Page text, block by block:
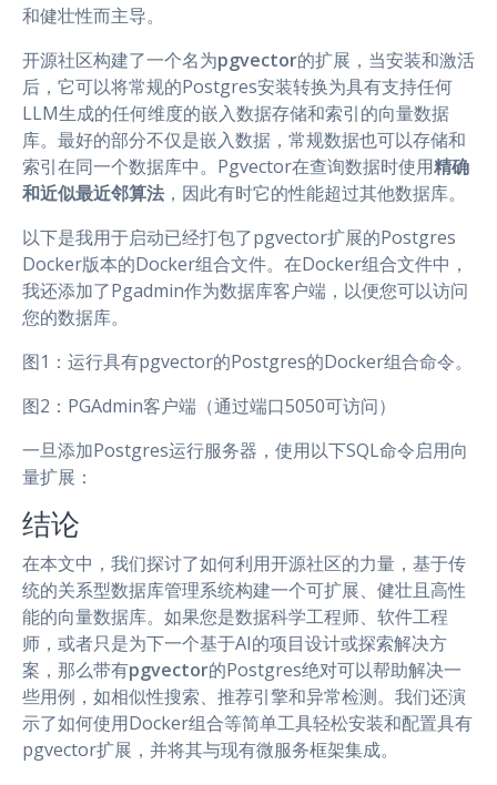
和健壮性而主导。
开源社区构建了一个名为pgvector的扩展，当安装和激活
后，它可以将常规的Postgres安装转换为具有支持任何
LLM生成的任何维度的嵌入数据存储和索引的向量数据
库。最好的部分不仅是嵌入数据，常规数据也可以存储和
索引在同一个数据库中。Pgvector在查询数据时使用精确
和近似最近邻算法 ，因此有时它的性能超过其他数据库。
以下是我用于启动已经打包了pgvector扩展的Postgres
Docker版本的Docker组合文件。在Docker组合文件中，
我还添加了Pgadmin作为数据库客户端，以便您可以访问
您的数据库。
图1：运行具有pgvector的Postgres的Docker组合命令。
图2：PGAdmin客户端（通过端口5050可访问）
一旦添加Postgres运行服务器，使用以下SQL命令启用向
量扩展：
结论
在本文中，我们探讨了如何利用开源社区的力量，基于传
统的关系型数据库管理系统构建一个可扩展、健壮且高性
能的向量数据库。如果您是数据科学工程师、软件工程
师，或者只是为下一个基于AI的项目设计或探索解决方
案，那么带有pgvector的Postgres绝对可以帮助解决一
些用例，如相似性搜索、推荐引擎和异常检测。我们还演
示了如何使用Docker组合等简单工具轻松安装和配置具有
pgvector扩展，并将其与现有微服务框架集成。